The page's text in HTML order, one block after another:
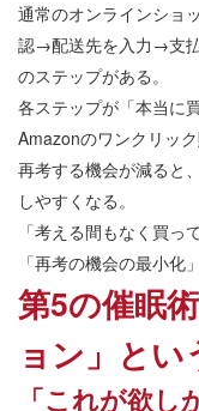
通常のオンラインショ
認→配送先を入力→支
のステップがある。
各ステップが「本当に
Amazonのワンクリッ
再考する機会が減ると
しやすくなる。
「考える間もなく買
「再考の機会の最小化
第5の催眠
ョン」とい
「これが欲